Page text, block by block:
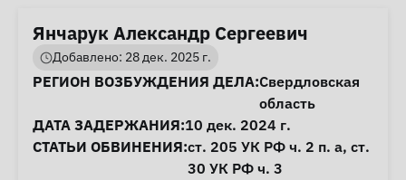
Янчарук Александр Сергеевич
Добавлено: 28 дек. 2025 г.
Информация о деле
РЕГИОН ВОЗБУЖДЕНИЯ ДЕЛА:Свердловская
область
ДАТА ЗАДЕРЖАНИЯ:10 дек. 2024 г.
СТАТЬИ ОБВИНЕНИЯ:ст. 205 УК РФ ч. 2 п. а, ст.
30 УК РФ ч. 3